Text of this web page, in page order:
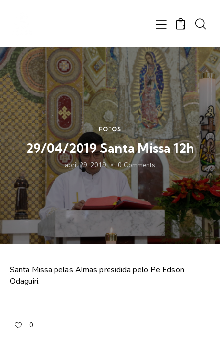
0
FOTOS
29/04/2019 Santa Missa 12h
abril 29, 2019 0 Comments
Santa Missa pelas Almas presidida pelo Pe Edson
Odaguiri.
0